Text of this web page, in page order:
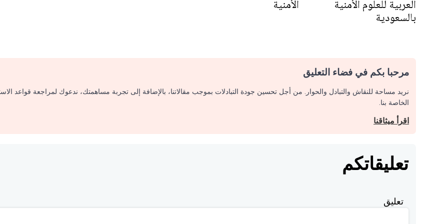
العربية للعلوم الأمنية
بالسعودية
الأمنية
مرحبا بكم في فضاء التعليق
نريد مساحة للنقاش والتبادل والحوار. من أجل تحسين جودة التبادلات بموجب مقالاتنا، بالإضافة إلى تجربة مساهمتك، ندعوك لمراجعة قواعد
الخاصة بنا.
اقرأ ميثاقنا
تعليقاتكم
تعليق